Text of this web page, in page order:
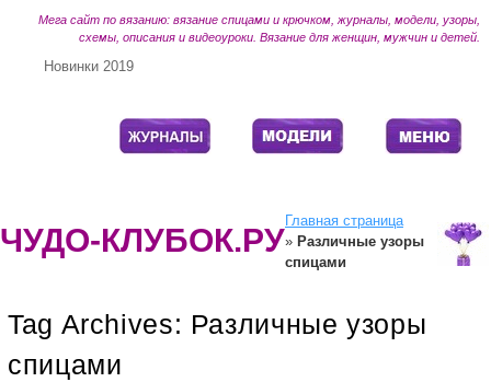
Мега сайт по вязанию: вязание спицами и крючком, журналы, модели, узоры,
схемы, описания и видеоуроки. Вязание для женщин, мужчин и детей.
Новинки 2019
ЧУДО-КЛУБОК.РУ
Главная страница
» Различные узоры
спицами
Tag Archives: Различные узоры
спицами